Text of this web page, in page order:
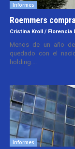
Informes
Roemmers
Cristina Kroll / Florencia
Menos de un año
quedado con el
holding....
Informes